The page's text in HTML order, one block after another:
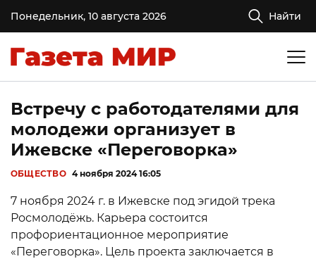
Понедельник, 10 августа 2026 Найти
Встречу с работодателями для
молодежи организует в
Ижевске «Переговорка»
ОБЩЕСТВО 4 ноября 2024 16:05
7 ноября 2024 г. в Ижевске под эгидой трека
Росмолодёжь. Карьера состоится
профориентационное мероприятие
«Переговорка». Цель проекта заключается в